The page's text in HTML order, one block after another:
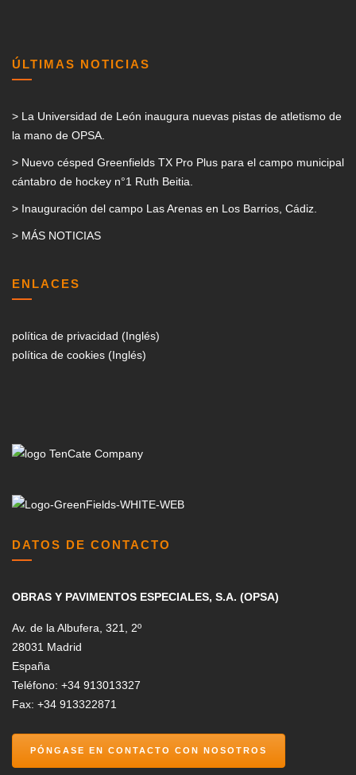
ÚLTIMAS NOTICIAS
> La Universidad de León inaugura nuevas pistas de atletismo de
la mano de OPSA.
> Nuevo césped Greenfields TX Pro Plus para el campo municipal
cántabro de hockey n°1 Ruth Beitia.
> Inauguración del campo Las Arenas en Los Barrios, Cádiz.
> MÁS NOTICIAS
ENLACES
política de privacidad (Inglés)
política de cookies (Inglés)
DATOS DE CONTACTO
OBRAS Y PAVIMENTOS ESPECIALES, S.A. (OPSA)
Av. de la Albufera, 321, 2º
28031 Madrid
España
Teléfono: +34 913013327
Fax: +34 913322871
PÓNGASE EN CONTACTO CON NOSOTROS